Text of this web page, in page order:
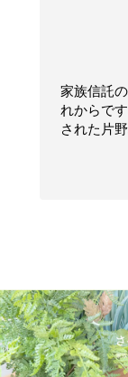
家族信託の相談
れからですが、
された片野坂司